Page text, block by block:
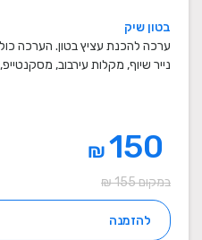
בטון שיק
ערכה להכנת עציץ בטון. הערכה
נייר שיוף, מקלות עירבוב,
₪
במקום 155 ₪
להזמנה